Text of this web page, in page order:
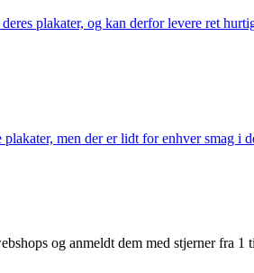
plakater, og kan derfor levere ret
men der er lidt for enhver smag i
og anmeldt dem med stjerner fra